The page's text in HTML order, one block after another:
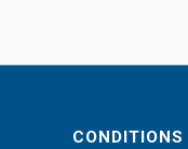
CONDITIONS